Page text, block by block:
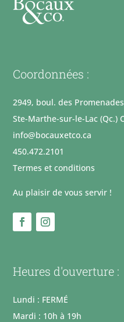
Coordonnées :
2949, boul. des
Ste-Marthe-sur-le-Lac (Qc.)
info@bocauxetco.ca
450.472.2101
Termes et conditions
Au plaisir de vous servir !
Heures d'ouverture :
Lundi : FERMÉ
Mardi : 10h à 19h